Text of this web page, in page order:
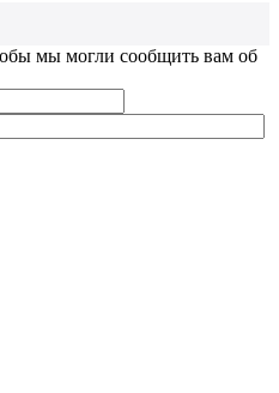
мы могли сообщить вам об